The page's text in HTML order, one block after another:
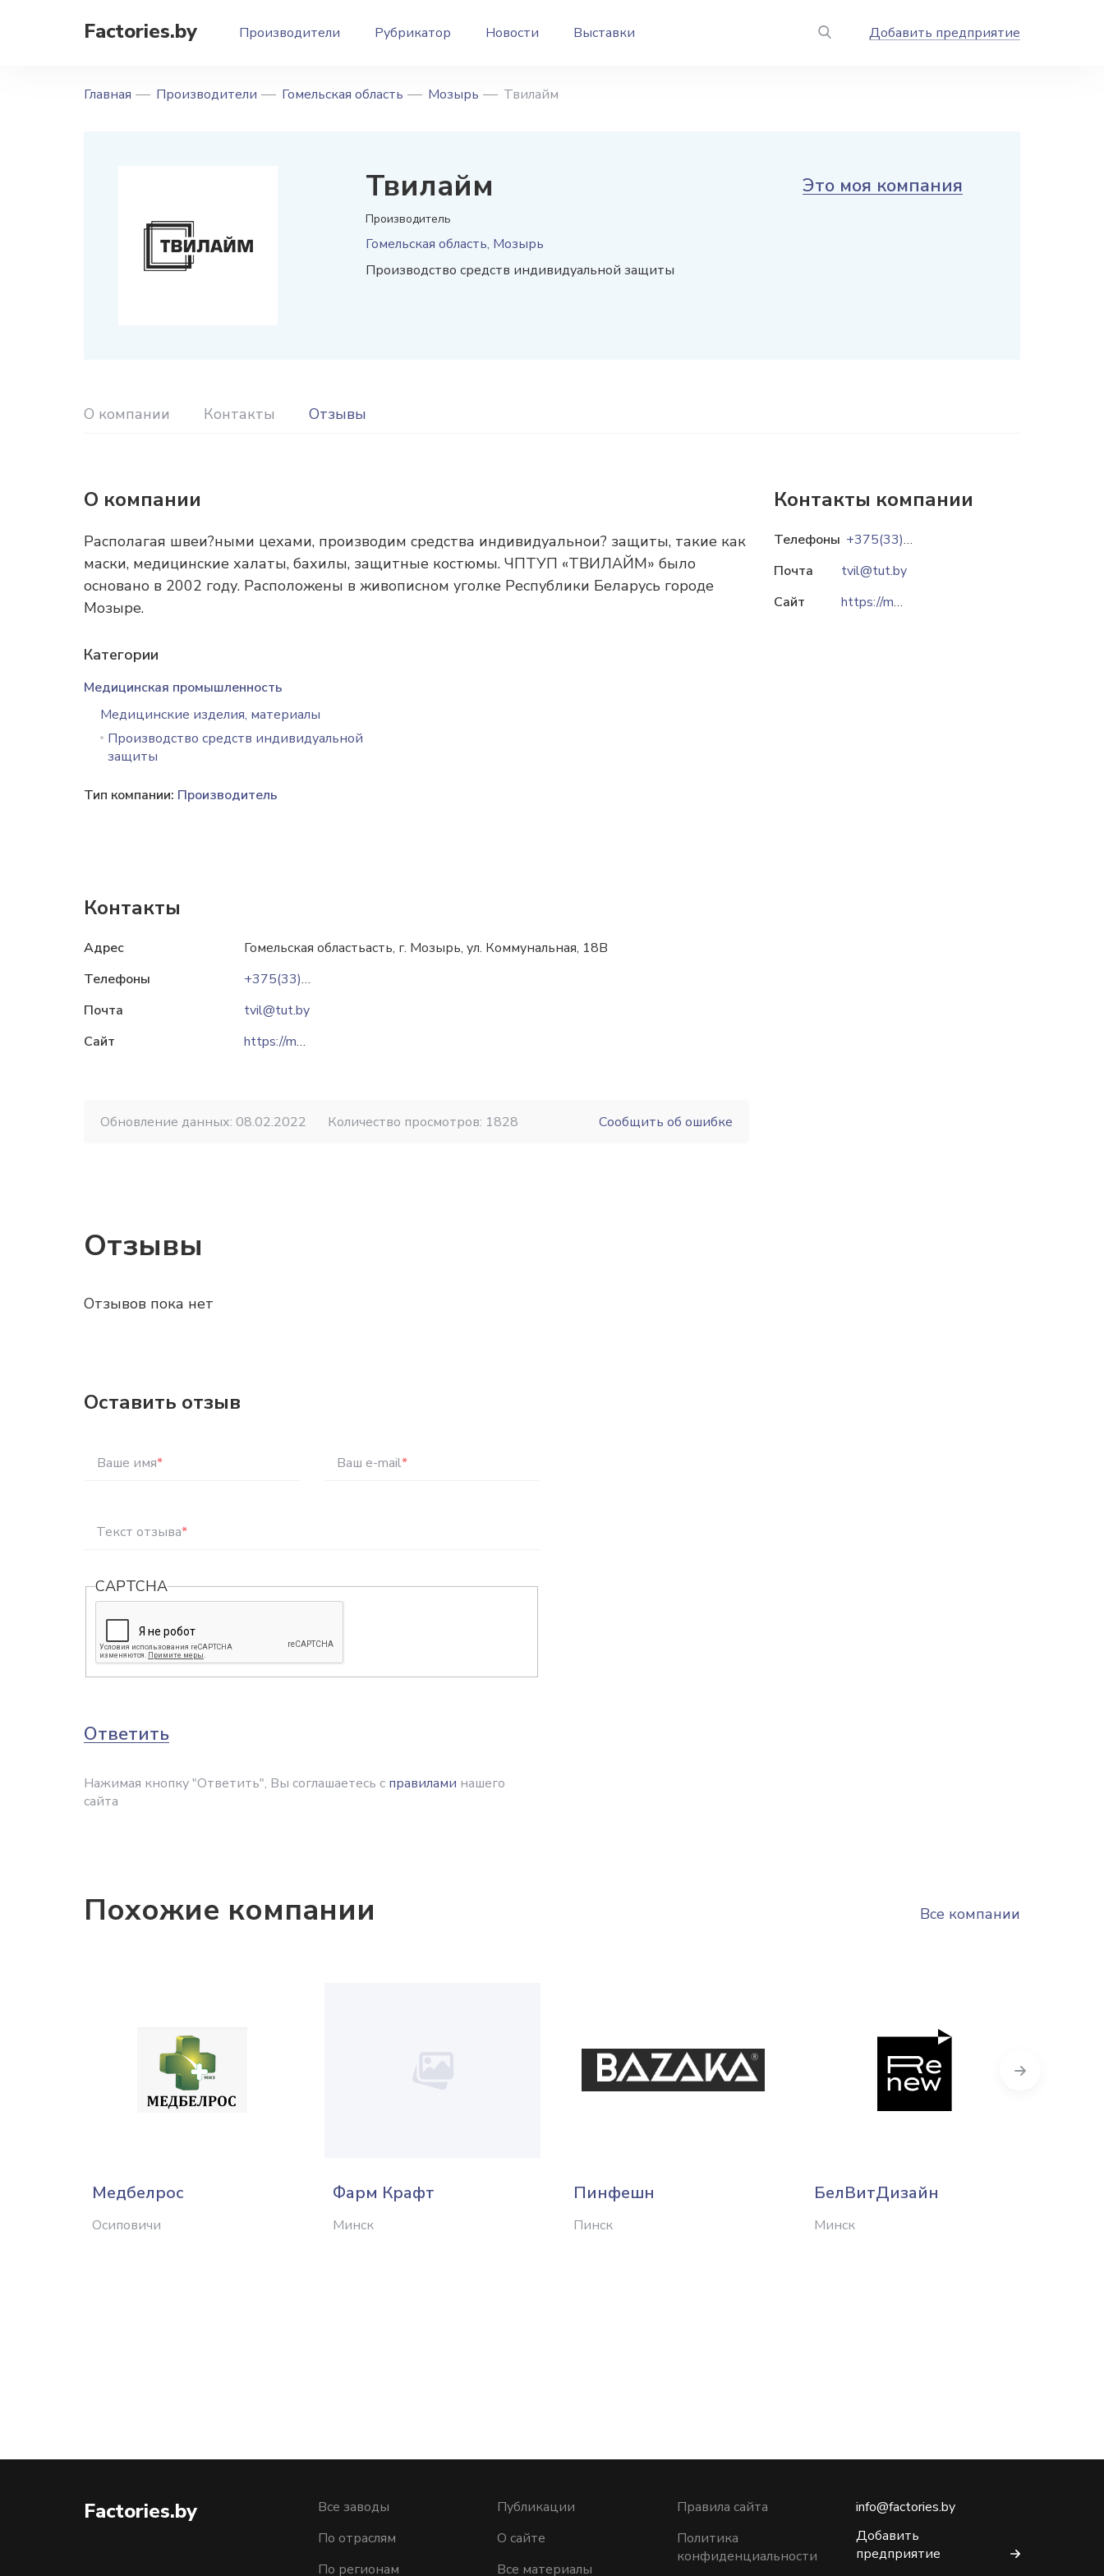
Factories.by Производители Рубрикатор Новости Выставки Добавить предприятие
Главная Производители Гомельская область Мозырь Твилайм
Твилайм
Производитель
Гомельская область, Мозырь
Производство средств индивидуальной защиты
Это моя компания
О компании Контакты Отзывы
О компании
Располагая швеи?ными цехами, производим средства индивидуальнои? защиты, такие как
маски, медицинские халаты, бахилы, защитные костюмы. ЧПТУП «ТВИЛАЙМ» было
основано в 2002 году. Расположены в живописном уголке Республики Беларусь городе
Мозыре.
Категории
Медицинская промышленность
Медицинские изделия, материалы
Производство средств индивидуальной
защиты
Тип компании: Производитель
Контакты
Адрес
Гомельская областьасть, г. Мозырь, ул. Коммунальная, 18В
Телефоны
+375(33)617-92-02
Почта
tvil@tut.by
Сайт
https://med.tvilaim.by
Обновление данных: 08.02.2022 Количество просмотров: 1828 Сообщить об ошибке
Отзывы
Отзывов пока нет
Оставить отзыв
Ваше имя* Ваш e-mail*
Текст отзыва*
CAPTCHA
Ответить
Нажимая кнопку "Ответить", Вы соглашаетесь с правилами нашего
сайта
Контакты компании
Телефоны
+375(33)617-92-02
Почта
tvil@tut.by
Сайт
https://med.tvilaim.by
Похожие компании Все компании
Медбелрос
Осиповичи
Фарм Крафт
Минск
Пинфешн
Пинск
БелВитДизайн
Минск
Factories.by
Все заводы
По отраслям
По регионам
Публикации
О сайте
Все материалы
Правила сайта
Политика
конфиденциальности
info@factories.by
Добавить
предприятие